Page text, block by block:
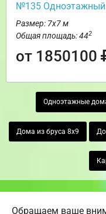
№135 Одноэтажный
Размер: 7х7 м
Общая площадь: 442
от 1850100
Одноэтажные
Дома из бруса 8х9
Обращаем ваше